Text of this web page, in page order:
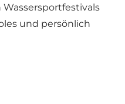
und persönlich